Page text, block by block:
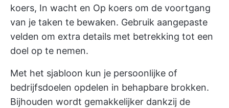
koers, In wacht en Op koers om de voortgang
van je taken te bewaken. Gebruik aangepaste
velden om extra details met betrekking tot een
doel op te nemen.
Met het sjabloon kun je persoonlijke of
bedrijfsdoelen opdelen in behapbare brokken.
Bijhouden wordt gemakkelijker dankzij de